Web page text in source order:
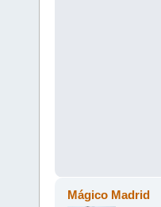
Mágico Madrid